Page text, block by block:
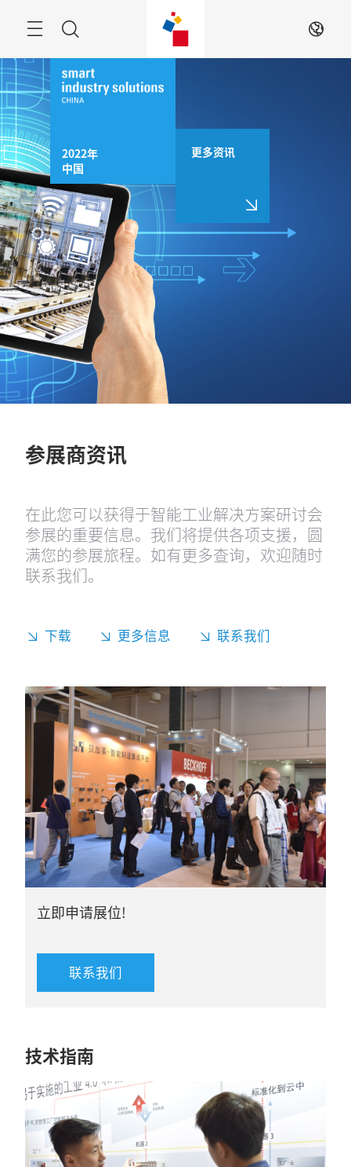
菜
单
索
ZH
2022年
中国
更多资讯
参展商资讯
在此您可以获得于智能工业解决方案研讨会
参展的重要信息。我们将提供各项支援，圆
满您的参展旅程。如有更多查询，欢迎随时
联系我们。
下载 更多信息 联系我们
立即申请展位!
联系我们
技术指南